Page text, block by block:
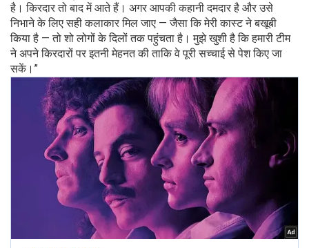
है। किरदार तो बाद में आते हैं। अगर आपकी कहानी दमदार है और उसे
निभाने के लिए सही कलाकार मिल जाए — जैसा कि मेरी कास्ट ने बखूबी
किया है — तो शो लोगों के दिलों तक पहुंचता है। मुझे खुशी है कि हमारी टीम
ने अपने किरदारों पर इतनी मेहनत की ताकि वे पूरी सच्चाई से पेश किए जा
सकें।”